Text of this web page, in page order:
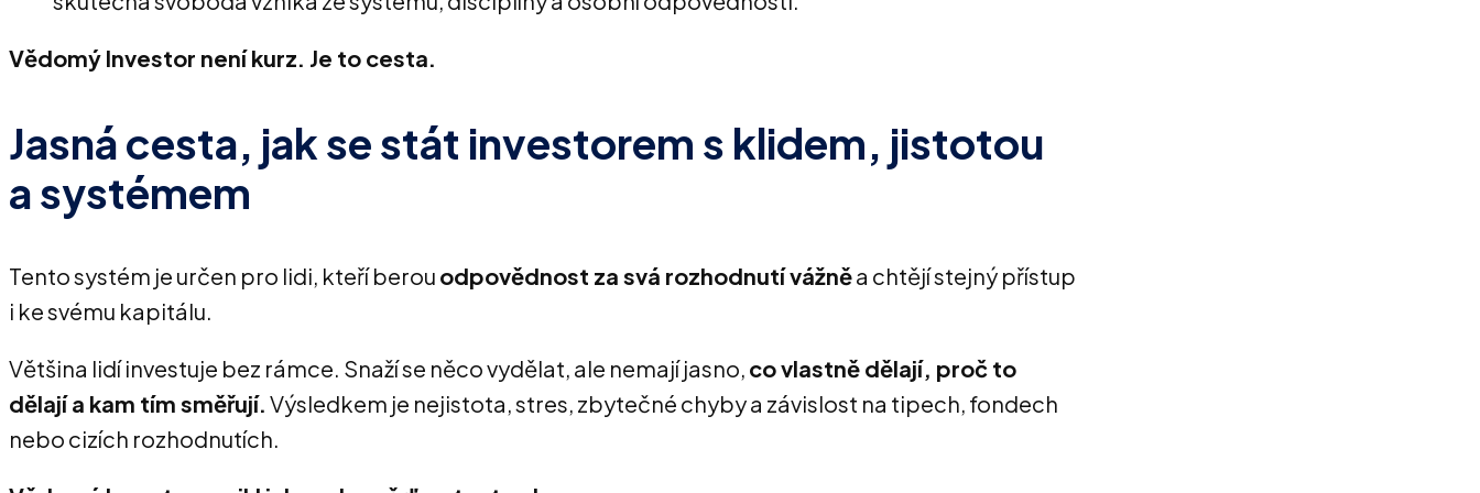
Vědomý Investor není kurz. Je to cesta.
Jasná cesta, jak se stát investorem s klidem, jistotou
a systémem
Tento systém je určen pro lidi, kteří berou odpovědnost za svá rozhodnutí vážněa chtějí stejný přístup
i ke svému kapitálu.
Většina lidí investuje bez rámce. Snaží se něco vydělat, ale nemají jasno, co vlastně dělají, proč to
dělají a kam tím směřují. Výsledkem je nejistota, stres, zbytečné chyby a závislost na tipech, fondech
nebo cizích rozhodnutích.